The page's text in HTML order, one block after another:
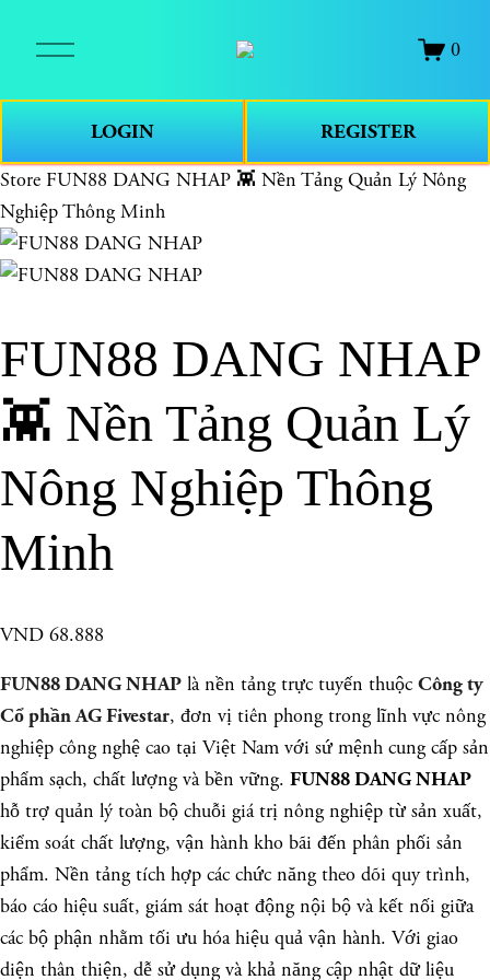
O
e
e
n
u
0
LOGIN REGISTER
Store FUN88 DANG NHAP 👾 Nền Tảng Quản Lý Nông
Nghiệp Thông Minh
FUN88 DANG NHAP
👾 Nền Tảng Quản Lý
Nông Nghiệp Thông
Minh
VND 68.888
FUN88 DANG NHAP là nền tảng trực tuyến thuộc Công ty
Cổ phần AG Fivestar, đơn vị tiên phong trong lĩnh vực nông
nghiệp công nghệ cao tại Việt Nam với sứ mệnh cung cấp sản
phẩm sạch, chất lượng và bền vững. FUN88 DANG NHAP
hỗ trợ quản lý toàn bộ chuỗi giá trị nông nghiệp từ sản xuất,
kiểm soát chất lượng, vận hành kho bãi đến phân phối sản
phẩm. Nền tảng tích hợp các chức năng theo dõi quy trình,
báo cáo hiệu suất, giám sát hoạt động nội bộ và kết nối giữa
các bộ phận nhằm tối ưu hóa hiệu quả vận hành. Với giao
diện thân thiện, dễ sử dụng và khả năng cập nhật dữ liệu